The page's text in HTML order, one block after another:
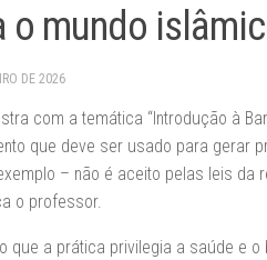
o mundo
DE 2026
com a temática “Introdução à
que deve ser usado para gerar
– não é aceito pelas leis da
o professor.
a prática privilegia a saúde e